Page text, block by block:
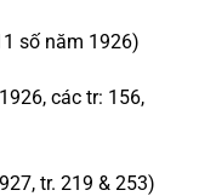
số năm 1926)
các tr: 156,
tr. 219 & 253)